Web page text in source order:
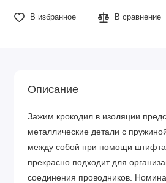
В избранное В сравнение
Описание
Зажим крокодил в изоляции
металлические детали с
между собой при помощи
прекрасно подходит для
соединения проводников.